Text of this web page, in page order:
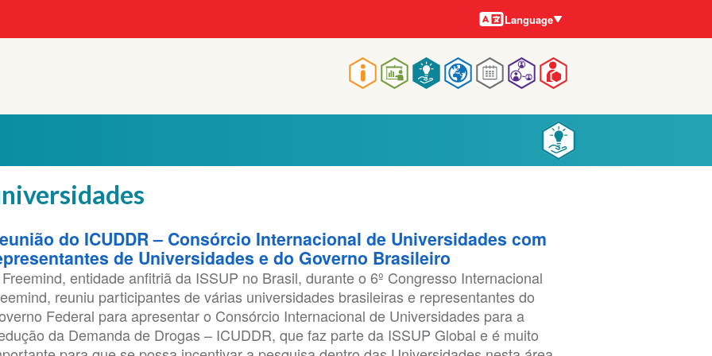
Main
navigation
Languages
Language
do ICUDDR – Consórcio Internacional de Universidades com
de Universidades e do Governo Brasileiro
entidade anfitriã da ISSUP no Brasil, durante o 6º Congresso Internacional
reuniu participantes de várias universidades brasileiras e representantes do
Federal para apresentar o Consórcio Internacional de Universidades para a
da Demanda de Drogas – ICUDDR, que faz parte da ISSUP Global e é muito